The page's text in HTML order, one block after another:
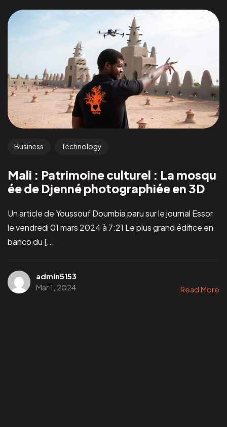
Business Technology
Mali : Patrimoine culturel : La mosqu
ée de Djenné photographiée en 3D
Un article de Youssouf Doumbia paru sur le journal Essor
le vendredi 01 mars 2024 à 7:21 Le plus grand édifice en
banco du [...
admin5153
Mar 1, 2024
Read More